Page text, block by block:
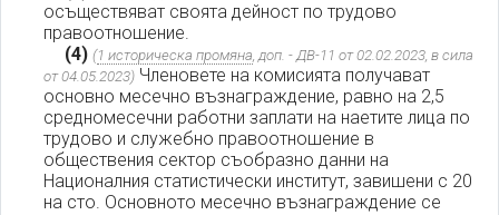
осъществяват своята дейност по трудово
правоотношение.
(4) (1 историческа промяна, доп. - ДВ-11 от 02.02.2023, в сила
от 04.05.2023) Членовете на комисията получават
основно месечно възнаграждение, равно на 2,5
средномесечни работни заплати на наетите лица по
трудово и служебно правоотношение в
обществения сектор съобразно данни на
Националния статистически институт, завишени с 20
на сто. Основното месечно възнаграждение се